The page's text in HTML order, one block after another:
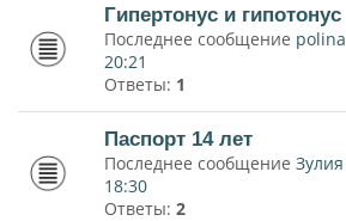
Гипертонус и гипотонус
Последнее сообщение polina
20:21
Ответы: 1
Паспорт 14 лет
Последнее сообщение Зулия
18:30
Ответы: 2